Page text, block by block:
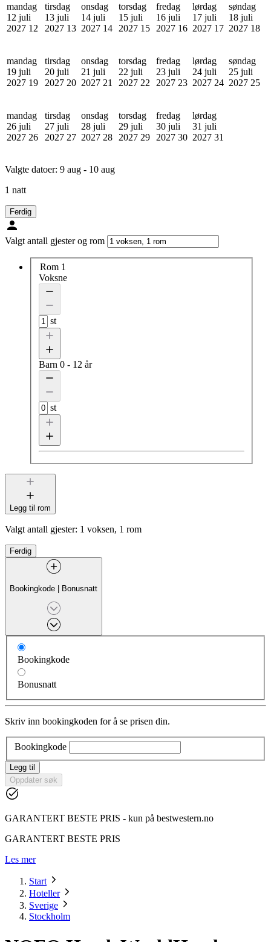
mandag
12 juli
2027 12
tirsdag
13 juli
2027 13
onsdag
14 juli
2027 14
torsdag
15 juli
2027 15
fredag
16 juli
2027 16
lørdag
17 juli
2027 17
søndag
18 juli
2027 18
mandag
19 juli
2027 19
tirsdag
20 juli
2027 20
onsdag
21 juli
2027 21
torsdag
22 juli
2027 22
fredag
23 juli
2027 23
lørdag
24 juli
2027 24
søndag
25 juli
2027 25
mandag
26 juli
2027 26
tirsdag
27 juli
2027 27
onsdag
28 juli
2027 28
torsdag
29 juli
2027 29
fredag
30 juli
2027 30
lørdag
31 juli
2027 31
Valgte datoer: 9 aug - 10 aug
1 natt
Ferdig
Valgt antall gjester og rom
Rom 1
Voksne
st
Barn 0 - 12 år
st
Legg til rom
Valgt antall gjester: 1 voksen, 1 rom
Ferdig
Bookingkode | Bonusnatt
Bookingkode
Bonusnatt
Skriv inn bookingkoden for å se prisen din.
Bookingkode
Legg til
Oppdater søk
GARANTERT BESTE PRIS - kun på bestwestern.no
GARANTERT BESTE PRIS
Les mer
Start
Hoteller
Sverige
Stockholm